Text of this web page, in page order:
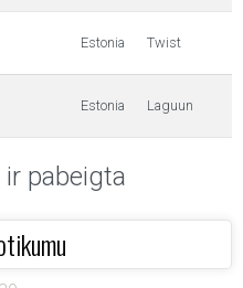
Estonia Twist
Estonia Laguun
pabeigta